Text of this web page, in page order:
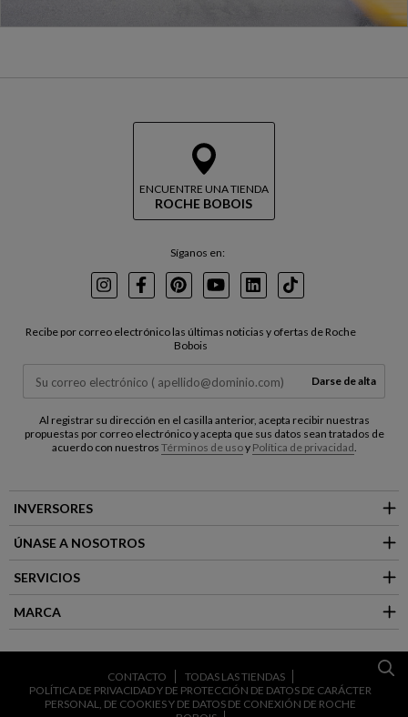
ENCUENTRE UNA TIENDA
ROCHE BOBOIS
Síganos en:
InstagramFacebookPinterest
YoutubeLinkedInTikTok
Recibe por correo electrónico las últimas noticias y ofertas de Roche
Bobois
Darse de alta
Al registrar su dirección en el casilla anterior, acepta recibir nuestras
propuestas por correo electrónico y acepta que sus datos sean tratados de
acuerdo con nuestros Términos de usoy Política de privacidad
INVERSORES
ÚNASE A NOSOTROS
SERVICIOS
MARCA
CONTACTO
TODAS LAS TIENDAS
POLÍTICA DE PRIVACIDAD Y DE PROTECCIÓN DE DATOS DE CARÁCTER
PERSONAL, DE COOKIES Y DE DATOS DE CONEXIÓN DE ROCHE